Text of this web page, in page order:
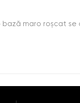
maro roșcat